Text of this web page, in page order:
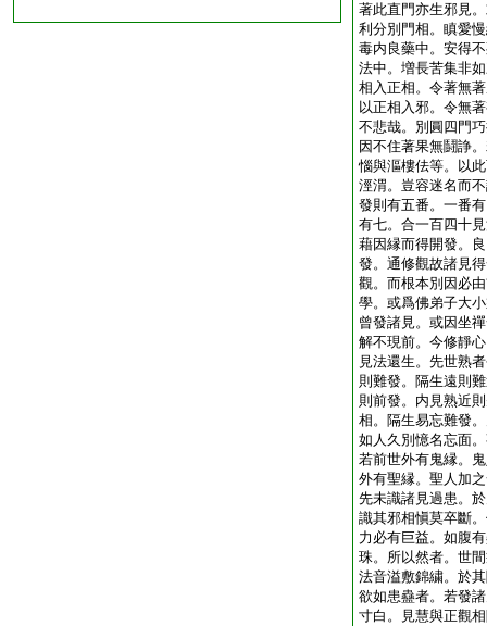
著此直門亦生邪見
利分別門相。瞋愛
毒内良藥中。安得
法中。増長苦集非
相入正相。令著無
以正相入邪。令無
不悲哉。別圓四門
因不住著果無鬪諍
惱與漚樓佉等。以
涇渭。豈容迷名而
發則有五番。一番
有七。合一百四十
藉因縁而得開發。
發。通修觀故諸見
觀。而根本別因必
學。或爲佛弟子大
曾發諸見。或因坐
解不現前。今修靜
見法還生。先世熟
則難發。隔生遠則
則前發。内見熟近
相。隔生易忘難發
如人久別憶名忘面
若前世外有鬼縁。
外有聖縁。聖人加
先未識諸見過患。
識其邪相愼莫卒斷
力必有巨益。如腹
珠。所以然者。世
法音溢敷錦繍。於
欲如患蠱者。若發
寸白。見慧與正觀